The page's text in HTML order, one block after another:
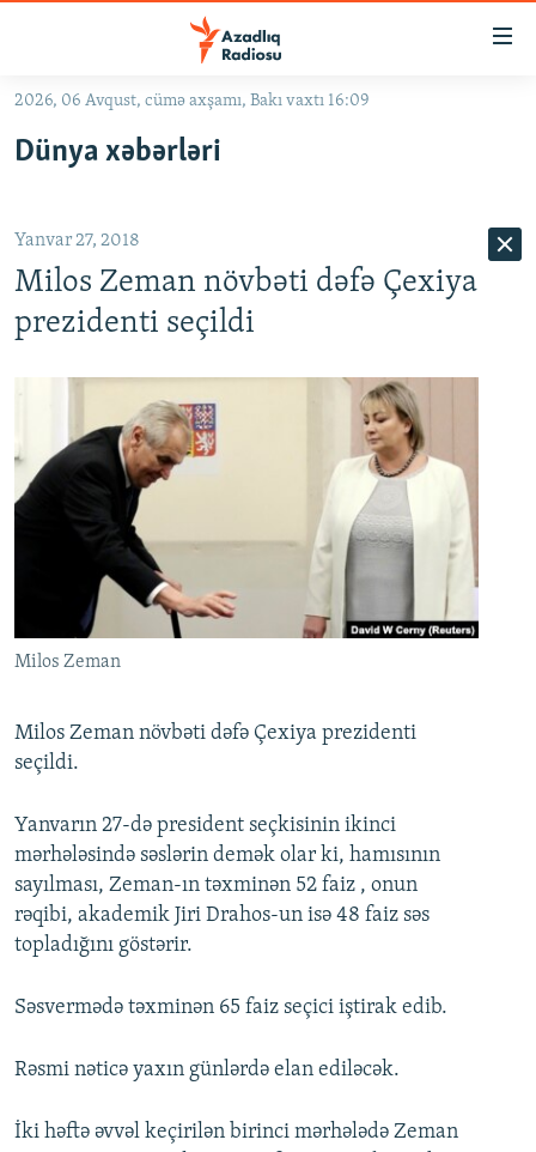
Əsas
qayıt
qayıt
Axtarışa
#İZAHLA
QANUNI DOĞRU
ARAŞDIRMA
MULTIMEDIA
VIDEO
FOTOQALEREYA
KARIKATURA
RADIO ARXIV
OXU ZALI
AZƏRBAYCAN ƏDƏBIYYATI KITABXANASI
İSLAM VƏ DEMOKRATIYA
HAQQIMIZDA
PEŞƏ ETIKASI VƏ JURNALISTIKA STANDARTLARIMIZ
BIZIMLƏ ƏLAQƏ
XƏBƏR BÜLLETENLƏRIMIZ
2026, 06 Avqust, cümə axşamı, Bakı vaxtı 16:09
Dünya xəbərləri
Yanvar 27, 2018
Milos Zeman növbəti dəfə Çexiya
prezidenti seçildi
Milos Zeman
Milos Zeman növbəti dəfə Çexiya prezidenti
seçildi.
Yanvarın 27-də president seçkisinin ikinci
mərhələsində səslərin demək olar ki, hamısının
sayılması, Zeman-ın təxminən 52 faiz , onun
rəqibi, akademik Jiri Drahos-un isə 48 faiz səs
topladığını göstərir.
Səsvermədə təxminən 65 faiz seçici iştirak edib.
Rəsmi nəticə yaxın günlərdə elan ediləcək.
İki həftə əvvəl keçirilən birinci mərhələdə Zeman